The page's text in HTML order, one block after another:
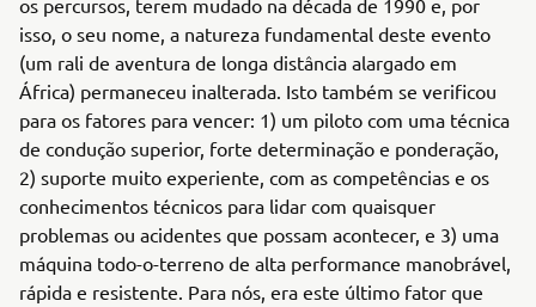
os percursos, terem mudado na década de 1990 e, por
isso, o seu nome, a natureza fundamental deste evento
(um rali de aventura de longa distância alargado em
África) permaneceu inalterada. Isto também se verificou
para os fatores para vencer: 1) um piloto com uma técnica
de condução superior, forte determinação e ponderação,
2) suporte muito experiente, com as competências e os
conhecimentos técnicos para lidar com quaisquer
problemas ou acidentes que possam acontecer, e 3) uma
máquina todo-o-terreno de alta performance manobrável,
rápida e resistente. Para nós, era este último fator que